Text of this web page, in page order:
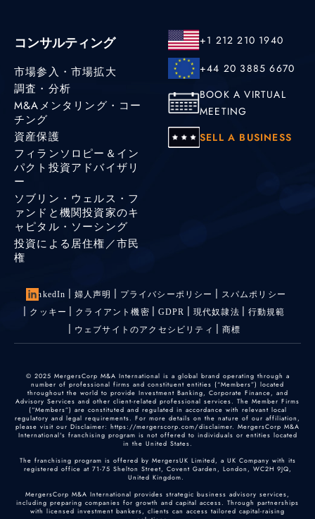
コンサルティング
市場参入・市場拡大
調査・分析
M&Aメンタリング・コー
チング
資産保護
フィランソロピー＆イン
パクト投資アドバイザリ
ー
ソブリン・ウェルス・フ
ァンドと機関投資家のキ
ャピタル・ソーシング
投資による居住権／市民
権
+1 212 210 1940
+44 20 3885 6670
BOOK A VIRTUAL
MEETING
SELL A BUSINESS
LinkedIn 婦人声明 プライバシーポリシー
スパムポリシー
クッキー
クライアント機密 GDPR 現代奴隷法
行動規範
ウェブサイトのアクセシビリティ
商標
© 2025 MergersCorp M&A International is a global brand operating through a
number of professional firms and constituent entities (“Members”) located
throughout the world to provide Investment Banking, Corporate Finance, and
Advisory Services and other client-related professional services. The Member Firms
(“Members”) are constituted and regulated in accordance with relevant local
regulatory and legal requirements. For more details on the nature of our affiliation,
please visit our Disclaimer: https://mergerscorp.com/disclaimer. MergersCorp M&A
International's franchising program is not offered to individuals or entities located
in the United States.
The franchising program is offered by MergersUK Limited, a UK Company with its
registered office at 71-75 Shelton Street, Covent Garden, London, WC2H 9JQ,
United Kingdom.
MergersCorp M&A International provides strategic business advisory services,
including preparing companies for growth and capital access. Through partnerships
with licensed investment bankers, clients can access tailored capital-raising